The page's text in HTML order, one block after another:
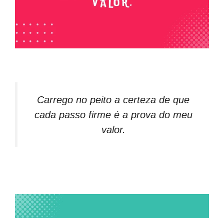
Carrego no peito a certeza de que
cada passo firme é a prova do meu
valor.